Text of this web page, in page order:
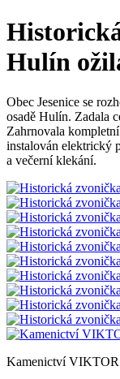
Hulín
Obec Jesenice se
osadě Hulín. Zadala
Zahrnovala
instalován elektrický
a večerní klekání.
Kamenictví VIKTOR